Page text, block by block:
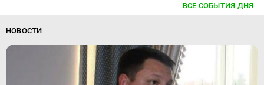
ВСЕ СОБЫТИЯ ДНЯ
НОВОСТИ